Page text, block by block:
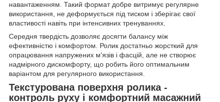
навантаженням. Такий формат добре витримує регулярне
використання, не деформується під тиском і зберігає свої
властивості навіть при інтенсивних тренуваннях.
Середня твердість дозволяє досягти балансу між
ефективністю і комфортом. Ролик достатньо жорсткий для
опрацювання напружених м'язів і фасцій, але не створює
надмірного дискомфорту, що робить його оптимальним
варіантом для регулярного використання.
Текстурована поверхня ролика -
контроль руху і комфортний масажний